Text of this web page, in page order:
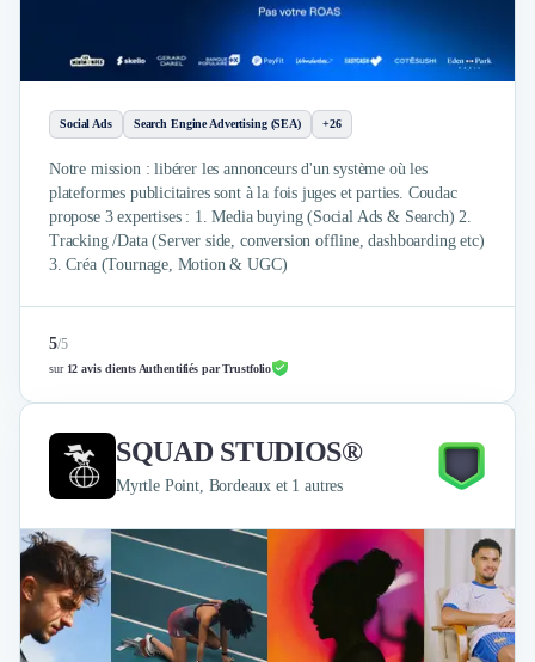
Social Ads Search Engine Advertising (SEA) +26
Notre mission : libérer les annonceurs d'un système où les
plateformes publicitaires sont à la fois juges et parties. Coudac
propose 3 expertises : 1. Media buying (Social Ads & Search) 2.
Tracking /Data (Server side, conversion offline, dashboarding etc)
3. Créa (Tournage, Motion & UGC)
5/5
sur 12 avis clients Authentifiés par Trustfolio
SQUAD STUDIOS®
Myrtle Point, Bordeaux et 1 autres